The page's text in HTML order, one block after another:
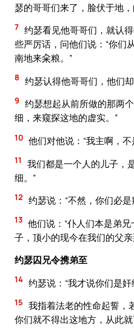
瑟的哥哥们来了，脸伏于地，
7 约瑟看见他哥哥们，就认
些严厉话，问他们说：“你们
南地来籴粮。”
8 约瑟认得他哥哥们，他们却
9 约瑟想起从前所做的那两
细，来窥探这地的虚实。”
10 他们对他说：“我主啊，不
11
我们都是一个人的儿子，
细。”
12 约瑟说：“不然，你们必
13 他们说：“仆人们本是弟
子，顶小的现今在我们的父
约瑟囚兄令携弟至
14 约瑟说：“我才说你们是奸
15 我指着法老的性命起誓，
你们就不得出这地方，从此就